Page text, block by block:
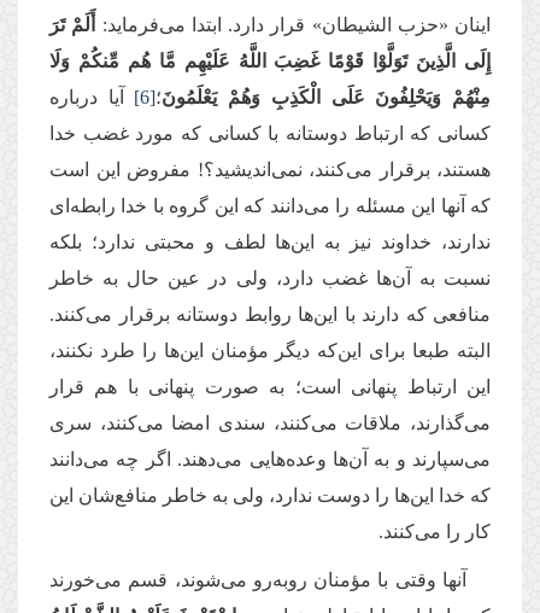
اینان «حزب‌ الشیطان» قرار دارد. ابتدا می‌فرماید:
أَلَمْ تَرَ
إِلَى الَّذِینَ تَوَلَّوْا قَوْمًا غَضِبَ اللَّهُ عَلَیْهِم مَّا هُم مِّنكُمْ وَلَا
مِنْهُمْ وَیَحْلِفُونَ عَلَى الْكَذِبِ وَهُمْ یَعْلَمُونَ؛[6] آیا درباره
کسانی که ارتباط دوستانه با کسانی که مورد غضب خدا
هستند، برقرار می‌کنند، نمی‌اندیشید؟! مفروض این است
که آنها این مسئله را می‌دانند که این گروه با خدا رابطه‌ای
ندارند، خداوند نیز به این‌ها لطف و محبتی ندارد؛ بلکه
نسبت به آن‌ها غضب دارد، ولی در عین حال به خاطر
منافعی که دارند با این‌ها روابط دوستانه برقرار می‌کنند.
البته طبعا برای این‌که دیگر مؤمنان این‌ها را طرد نکنند،
این ارتباط پنهانی است؛ به صورت پنهانی با هم قرار
می‌گذارند، ملاقات می‌کنند، سندی امضا می‌کنند، سری
می‌سپارند و به آن‌ها وعده‌هایی می‌دهند. اگر چه می‌دانند
که خدا این‌ها را دوست ندارد، ولی به خاطر منافع‌شان این
کار را می‌کنند.
آنها وقتی با مؤمنان روبه‌رو می‌شوند، قسم می‌خورند